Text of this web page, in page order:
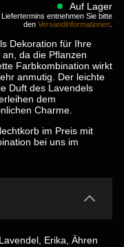
Auf Lager
entnehmen Sie bitte
den Versandinformationen.
Dekoration für Ihre
da die Pflanzen
Farbkombination wirkt
anmutig. Der leichte
Duft des Lavendels
dem
Charme.
im Preis mit
bei uns im
Erika, Ähren